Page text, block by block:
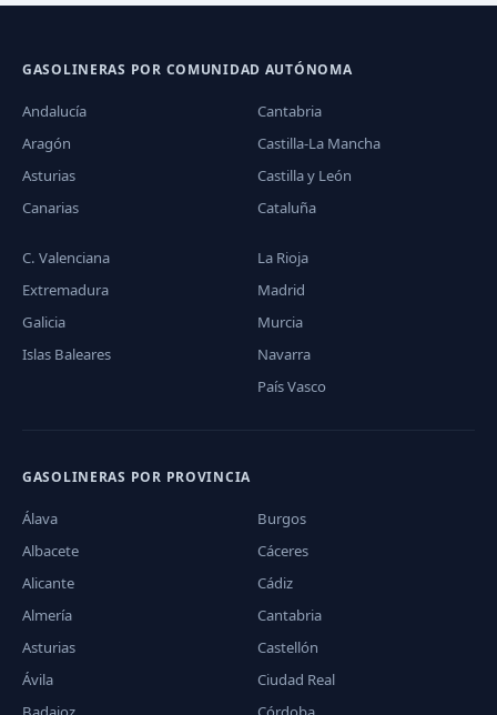
GASOLINERAS POR COMUNIDAD AUTÓNOMA
Andalucía
Aragón
Asturias
Canarias
Cantabria
Castilla-La Mancha
Castilla y León
Cataluña
C. Valenciana
Extremadura
Galicia
Islas Baleares
La Rioja
Madrid
Murcia
Navarra
País Vasco
GASOLINERAS POR PROVINCIA
Álava
Albacete
Alicante
Almería
Asturias
Ávila
Burgos
Cáceres
Cádiz
Cantabria
Castellón
Ciudad Real